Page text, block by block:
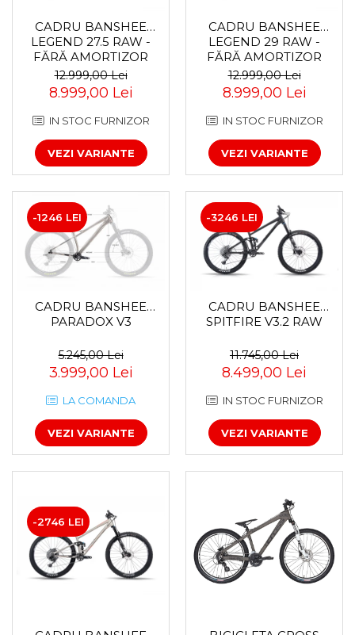
CADRU BANSHEE
LEGEND 27.5 RAW -
FĂRĂ AMORTIZOR
12.999,00 Lei
8.999,00 Lei
IN STOC FURNIZOR
VEZI VARIANTE
CADRU BANSHEE
LEGEND 29 RAW -
FĂRĂ AMORTIZOR
SPATE
12.999,00 Lei
8.999,00 Lei
IN STOC FURNIZOR
VEZI VARIANTE
-1246 LEI
CADRU BANSHEE
PARADOX V3
5.245,00 Lei
3.999,00 Lei
LA COMANDA
VEZI VARIANTE
-3246 LEI
CADRU BANSHEE
SPITFIRE V3.2 RAW
11.745,00 Lei
8.499,00 Lei
IN STOC FURNIZOR
VEZI VARIANTE
-2746 LEI